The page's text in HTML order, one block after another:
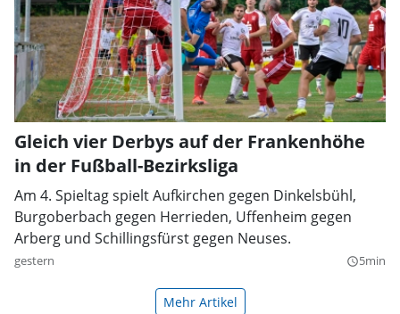
Gleich vier Derbys auf der Frankenhöhe
in der Fußball-Bezirksliga
Am 4. Spieltag spielt Aufkirchen gegen Dinkelsbühl,
Burgoberbach gegen Herrieden, Uffenheim gegen
Arberg und Schillingsfürst gegen Neuses.
gestern query_builder5min
Mehr Artikel